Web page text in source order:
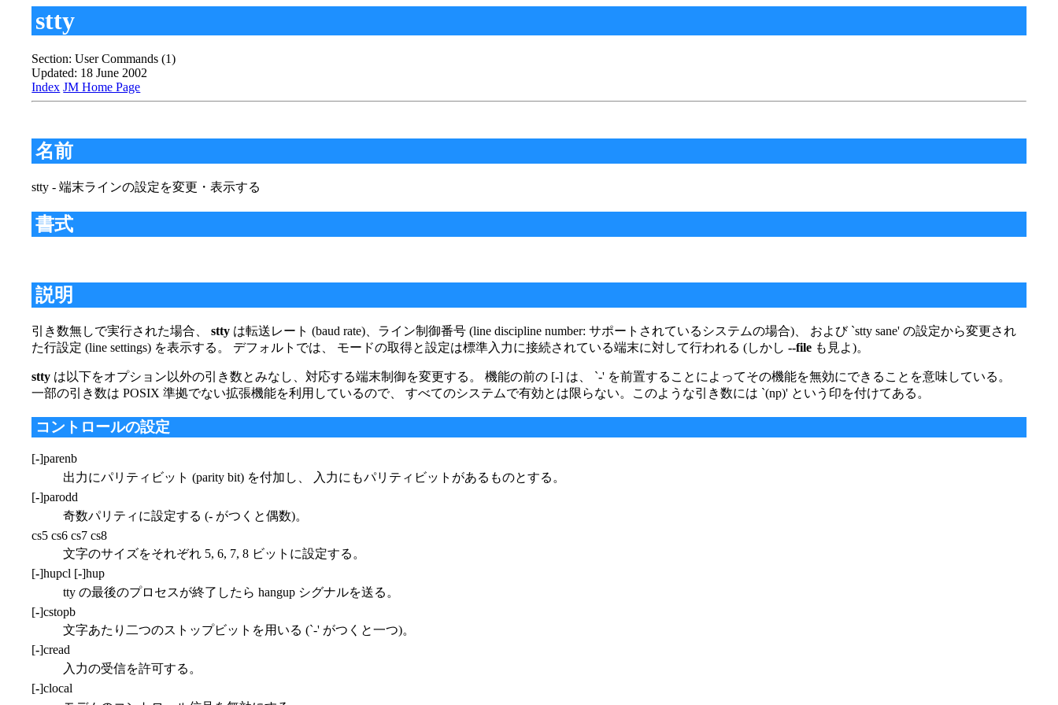
stty
Section: User Commands (1)
Updated: 18 June 2002
Index JM Home Page
名前
stty - 端末ラインの設定を変更・表示する
書式
説明
引き数無しで実行された場合、stty は転送レート (baud rate)、ライン制御番号 (line discipline number: サポートされているシステムの場合)、 および `stty sane' の設定から変更され
た行設定 (line settings) を表示する。 デフォルトでは、 モードの取得と設定は標準入力に接続されている端末に対して行われる (しかし--file も見よ)。
stty は以下をオプション以外の引き数とみなし、対応する端末制御を変更する。 機能の前の [-] は、 `-' を前置することによってその機能を無効にできることを意味している。
一部の引き数は POSIX 準拠でない拡張機能を利用しているので、 すべてのシステムで有効とは限らない。このような引き数には `(np)' という印を付けてある。
コントロールの設定
[-]parenb
出力にパリティビット (parity bit) を付加し、 入力にもパリティビットがあるものとする。
[-]parodd
奇数パリティに設定する (- がつくと偶数)。
cs5 cs6 cs7 cs8
文字のサイズをそれぞれ 5, 6, 7, 8 ビットに設定する。
[-]hupcl [-]hup
tty の最後のプロセスが終了したら hangup シグナルを送る。
[-]cstopb
文字あたり二つのストップビットを用いる (`-' がつくと一つ)。
[-]cread
入力の受信を許可する。
[-]clocal